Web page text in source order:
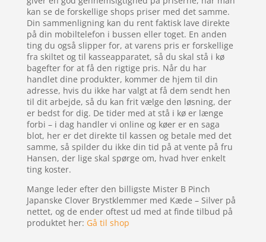
kan se de forskellige shops priser med det samme.
Din sammenligning kan du rent faktisk lave direkte
på din mobiltelefon i bussen eller toget. En anden
ting du også slipper for, at varens pris er forskellige
fra skiltet og til kasseapparatet, så du skal stå i kø
bagefter for at få den rigtige pris. Når du har
handlet dine produkter, kommer de hjem til din
adresse, hvis du ikke har valgt at få dem sendt hen
til dit arbejde, så du kan frit vælge den løsning, der
er bedst for dig. De tider med at stå i kø er længe
forbi – i dag handler vi online og køer er en saga
blot, her er det direkte til kassen og betale med det
samme, så spilder du ikke din tid på at vente på fru
Hansen, der lige skal spørge om, hvad hver enkelt
ting koster.
Mange leder efter den billigste Mister B Pinch
Japanske Clover Brystklemmer med Kæde – Silver på
nettet, og de ender oftest ud med at finde tilbud på
produktet her: Gå til shop